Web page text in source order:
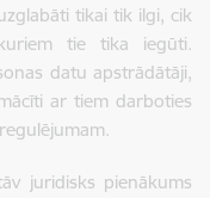
tikai tik ilgi, cik
tie tika iegūti.
datu apstrādātāji,
ar tiem darboties
juridisks pienākums